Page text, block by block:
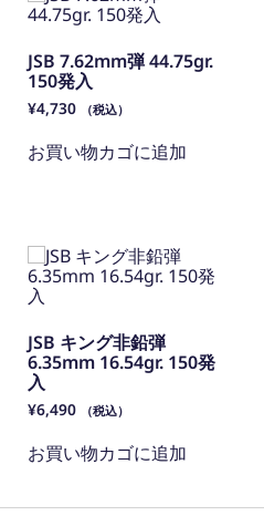
JSB 7.62mm弾 44.75gr.
150発入
¥4,730 （税込）
お買い物カゴに追加
JSB キング非鉛弾
6.35mm 16.54gr. 150発
入
¥6,490 （税込）
お買い物カゴに追加